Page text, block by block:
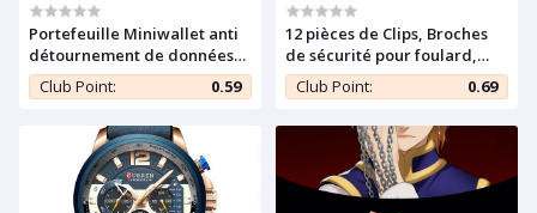
Portefeuille Miniwallet anti
détournement de données
des cartes RFID Marron
Club Point: 0.59
12 pièces de Clips, Broches
de sécurité pour foulard,
châle, hijab
Club Point: 0.69